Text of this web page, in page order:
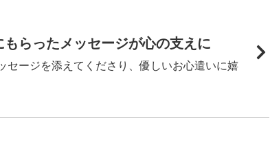
らったメッセージが心の支えに
セージを添えてくださり、優しいお心遣いに嬉